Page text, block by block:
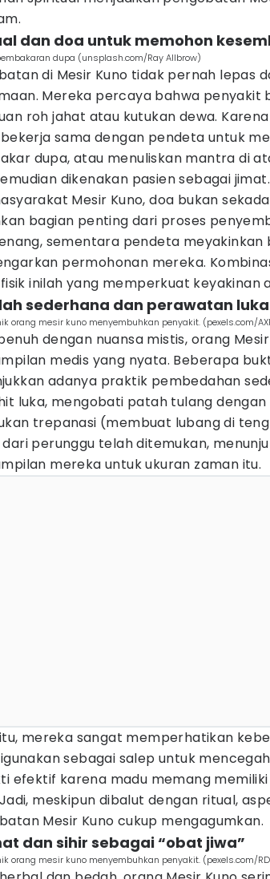
dan doa untuk memohon
dupa (unsplash.com/Ray Allbrow)
di Mesir Kuno tidak pernah lepas
Mereka percaya bahwa penyakit
roh jahat atau kutukan dewa.
sama dengan pendeta untuk
dupa, atau menuliskan mantra di
dikenakan pasien sebagai jimat.
Mesir Kuno, doa bukan
bagian penting dari proses
sementara pendeta meyakinkan
permohonan mereka.
inilah yang memperkuat keyakinan
sederhana dan perawatan luka
orang mesir kuno menyembuhkan penyakit. (pexels.com/
dengan nuansa mistis, orang
medis yang nyata. Beberapa
adanya praktik pembedahan
luka, mengobati patah tulang
trepanasi (membuat lubang di
perunggu telah ditemukan,
mereka untuk ukuran zaman itu.
mereka sangat memperhatikan
sebagai salep untuk
efektif karena madu memang
meskipun dibalut dengan ritual,
Mesir Kuno cukup mengagumkan.
dan sihir sebagai “obat jiwa”
orang mesir kuno menyembuhkan penyakit. (pexels.com/